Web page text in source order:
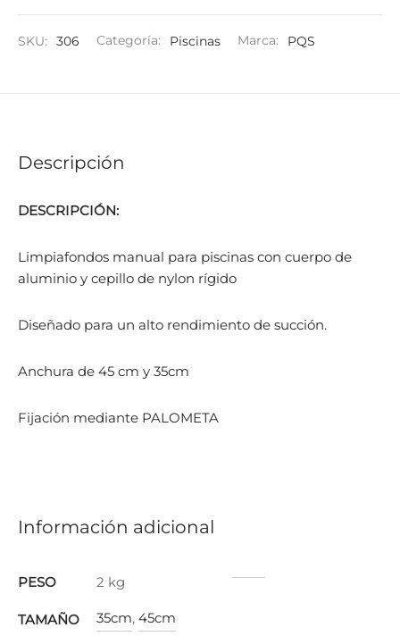
SKU: 306 Categoría: Piscinas Marca: PQS
Descripción
DESCRIPCIÓN:
Limpiafondos manual para piscinas con cuerpo de
aluminio y cepillo de nylon rígido
Diseñado para un alto rendimiento de succión.
Anchura de 45 cm y 35cm
Fijación mediante PALOMETA
Información adicional
PESO 2 kg
TAMAÑO 35cm, 45cm